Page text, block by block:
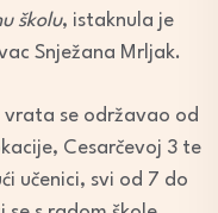
školu, istaknula je
Snježana Mrljak.
vrata se održavao od
Cesarčevoj 3 te
učenici, svi od 7 do